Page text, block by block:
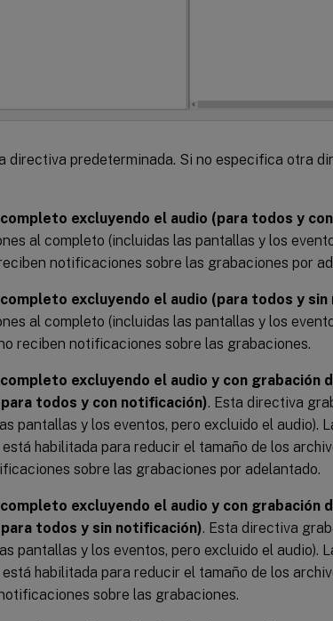
directiva predeterminada. Si no especifica otra
excluyendo el audio (para todos y
al completo (incluidas las pantallas y los
notificaciones sobre las grabaciones por
excluyendo el audio (para todos y
al completo (incluidas las pantallas y los
reciben notificaciones sobre las grabaciones.
excluyendo el audio y con grabación
todos y con notificación). Esta directiva
pantallas y los eventos, pero excluido el audio).
habilitada para reducir el tamaño de los
sobre las grabaciones por adelantado.
excluyendo el audio y con grabación
todos y sin notificación). Esta directiva
pantallas y los eventos, pero excluido el audio).
habilitada para reducir el tamaño de los
sobre las grabaciones.